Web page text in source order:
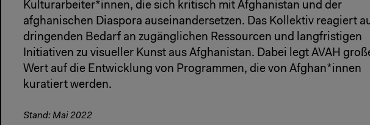
Kulturarbeiter*innen, die sich kritisch mit Afghanistan und der
afghanischen Diaspora auseinandersetzen. Das Kollektiv reagiert
dringenden Bedarf an zugänglichen Ressourcen und langfristigen
Initiativen zu visueller Kunst aus Afghanistan. Dabei legt AVAH
Wert auf die Entwicklung von Programmen, die von Afghan*innen
kuratiert werden.
Stand: Mai 2022